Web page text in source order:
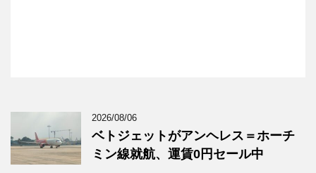
2026/08/06
ベトジェットがアンヘレス＝ホーチ
ミン線就航、運賃0円セール中